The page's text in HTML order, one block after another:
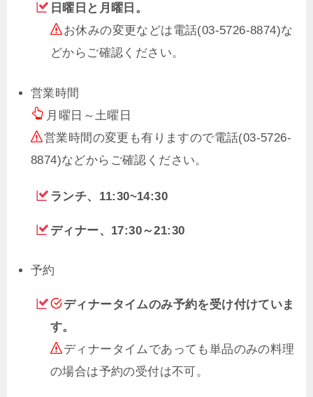
日曜日と月曜日。
お休みの変更などは電話(03-5726-8874)な
どからご確認ください。
営業時間
月曜日～土曜日
営業時間の変更も有りますので電話(03-5726-
8874)などからご確認ください。
ランチ、11:30~14:30
ディナー、17:30～21:30
予約
ディナータイムのみ予約を受け付けていま
す。
ディナータイムであっても単品のみの料理
の場合は予約の受付は不可。